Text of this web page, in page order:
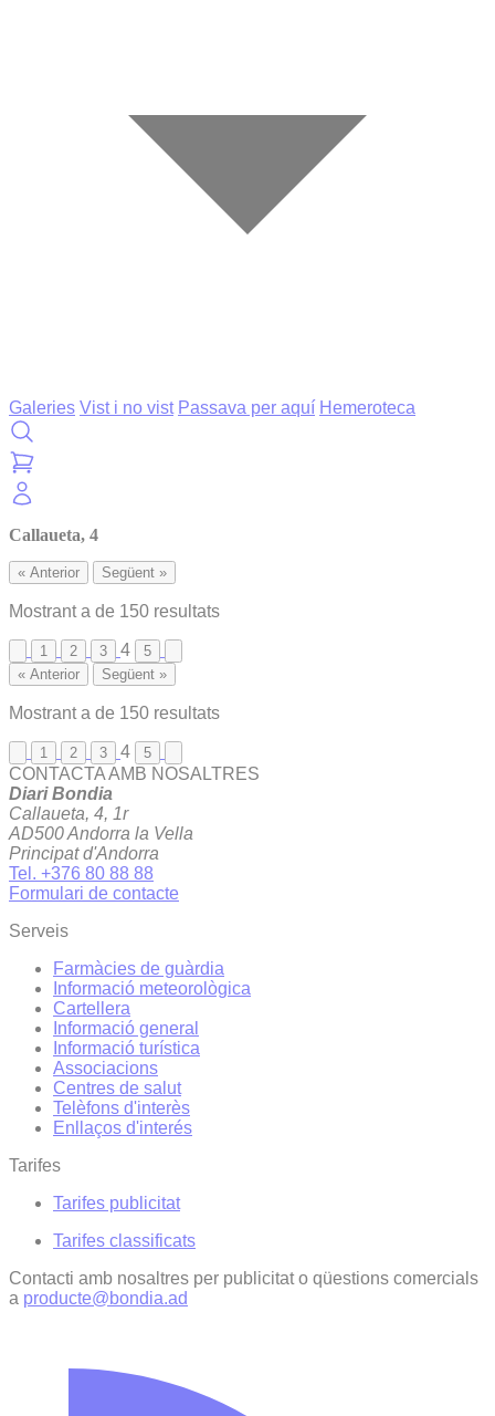
Galeries Vist i no vist Passava per aquí Hemeroteca
Callaueta, 4
« Anterior Següent »
Mostrant a de 150 resultats
1 2 3 4
5
« Anterior
Següent »
Mostrant a de 150 resultats
1 2 3 4 5
CONTACTA AMB NOSALTRES
Diari Bondia
Callaueta, 4, 1r
AD500 Andorra la Vella
Principat d'Andorra
Tel. +376 80 88 88
Formulari de contacte
Serveis
Farmàcies de guàrdia
Informació meteorològica
Cartellera
Informació general
Informació turística
Associacions
Centres de salut
Telèfons d'interès
Enllaços d'interés
Tarifes
Tarifes publicitat
Tarifes classificats
Contacti amb nosaltres per publicitat o qüestions comercials
a producte@bondia.ad